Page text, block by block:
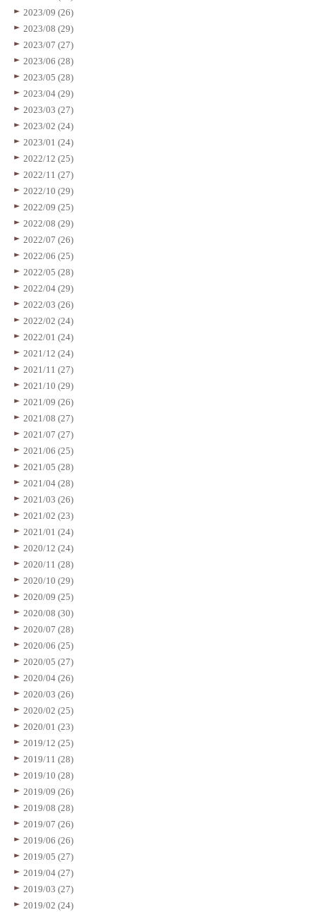
2023/09 (26)
2023/08 (29)
2023/07 (27)
2023/06 (28)
2023/05 (28)
2023/04 (29)
2023/03 (27)
2023/02 (24)
2023/01 (24)
2022/12 (25)
2022/11 (27)
2022/10 (29)
2022/09 (25)
2022/08 (29)
2022/07 (26)
2022/06 (25)
2022/05 (28)
2022/04 (29)
2022/03 (26)
2022/02 (24)
2022/01 (24)
2021/12 (24)
2021/11 (27)
2021/10 (29)
2021/09 (26)
2021/08 (27)
2021/07 (27)
2021/06 (25)
2021/05 (28)
2021/04 (28)
2021/03 (26)
2021/02 (23)
2021/01 (24)
2020/12 (24)
2020/11 (28)
2020/10 (29)
2020/09 (25)
2020/08 (30)
2020/07 (28)
2020/06 (25)
2020/05 (27)
2020/04 (26)
2020/03 (26)
2020/02 (25)
2020/01 (23)
2019/12 (25)
2019/11 (28)
2019/10 (28)
2019/09 (26)
2019/08 (28)
2019/07 (26)
2019/06 (26)
2019/05 (27)
2019/04 (27)
2019/03 (27)
2019/02 (24)